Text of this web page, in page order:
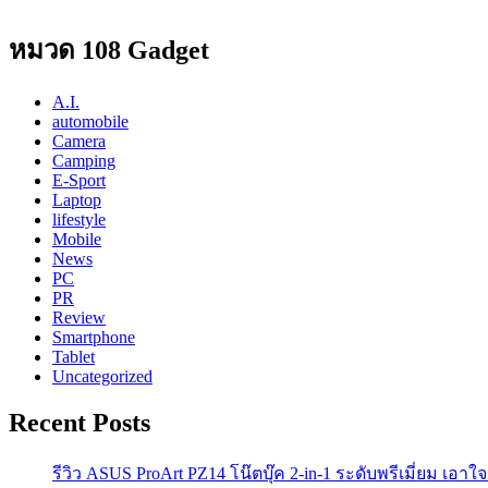
หมวด 108 Gadget
A.I.
automobile
Camera
Camping
E-Sport
Laptop
lifestyle
Mobile
News
PC
PR
Review
Smartphone
Tablet
Uncategorized
Recent Posts
รีวิว ASUS ProArt PZ14 โน๊ตบุ๊ค 2-in-1 ระดับพรีเมี่ยม เอ